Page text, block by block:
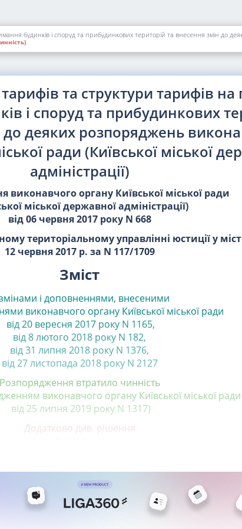
та структури тарифів на
і споруд та прибудинкових
до деяких розпоряджень
ради (Київської міської
адміністрації)
виконавчого органу Київської міської ради
міської державної адміністрації)
від 06 червня 2017 року N 668
територіальному управлінні юстиції у
12 червня 2017 р. за N 117/1709
Зміст
змінами і доповненнями, внесеними
виконавчого органу Київської міської ради
від 20 вересня 2017 року N 1165,
від 8 лютого 2018 року N 182,
від 31 липня 2018 року N 1376,
від 27 листопада 2018 року N 2127
Розпорядження втратило чинність
виконавчого органу Київської міської ради
від 25 липня 2019 року N 1317)
Додатково див. рішення